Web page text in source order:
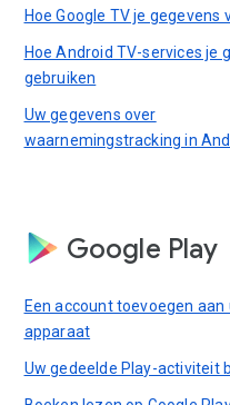
Hoe Google TV je gegevens
Hoe Android TV-services je
gebruiken
Uw gegevens over
waarnemingstracking in
Google Play
Een account toevoegen aan
apparaat
Uw gedeelde Play-activiteit